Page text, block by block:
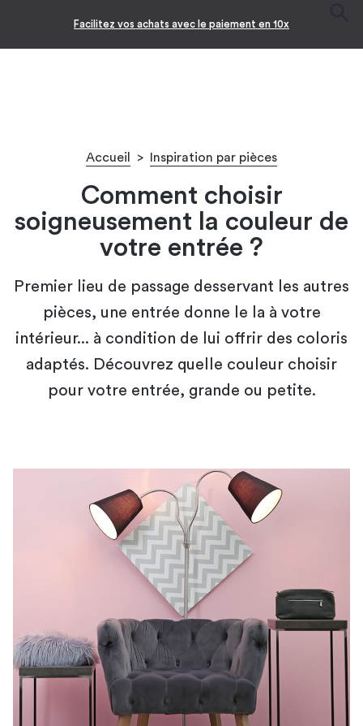
Facilitez vos achats avec le paiement en 10x
Accueil > Inspiration par pièces
Comment choisir
soigneusement la couleur de
votre entrée ?
Premier lieu de passage desservant les autres
pièces, une entrée donne le la à votre
intérieur... à condition de lui offrir des coloris
adaptés. Découvrez quelle couleur choisir
pour votre entrée, grande ou petite.